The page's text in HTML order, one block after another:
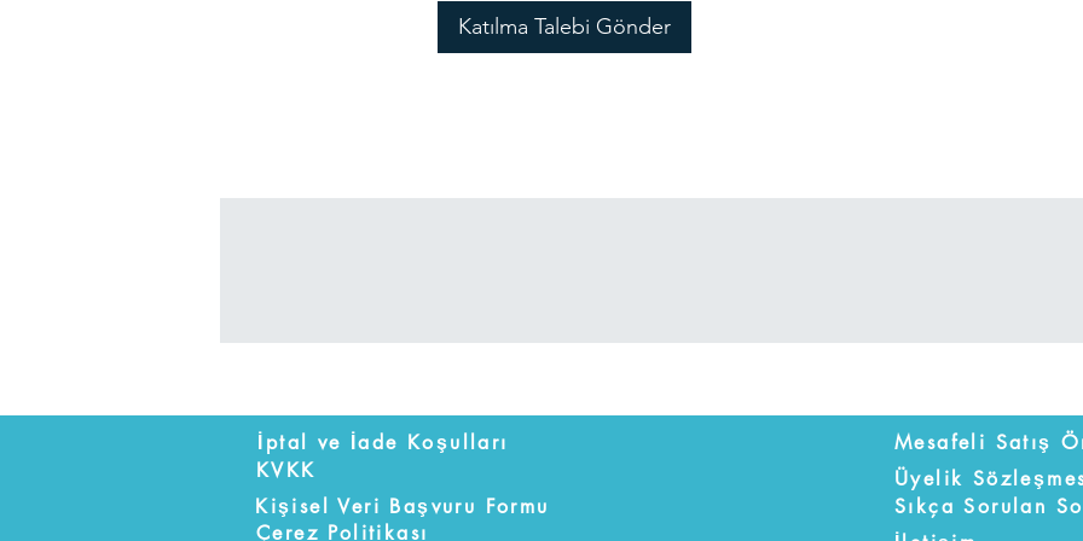
Katılma Talebi Gönder
İptal ve İade Koşulları
KVKK
Kişisel Veri Başvuru Formu
Çerez Politikası
Üyelik
Sıkça Sorulan